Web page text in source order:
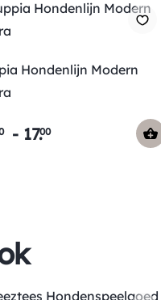
Hondenlijn Modern
- 17.00